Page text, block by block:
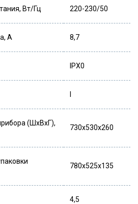
Вт/Гц 220-230/50
А 8,7
IPX0
(ШхВхГ),
730x530x260
780x525x135
4,5